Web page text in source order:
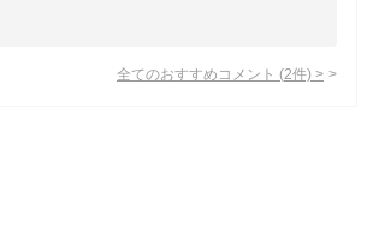
全てのおすすめコメント (2件) >